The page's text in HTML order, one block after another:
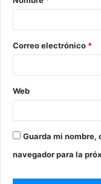
Correo electrónico *
Web
Guarda mi
navegador para la